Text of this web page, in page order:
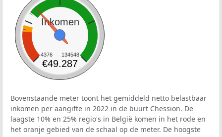
Inkomen
4376 134548
€49.287
Bovenstaande meter toont het gemiddeld netto belastbaar
inkomen per aangifte in 2022 in de buurt Chession. De
laagste 10% en 25% regio's in België komen in het rode en
het oranje gebied van de schaal op de meter. De hoogste